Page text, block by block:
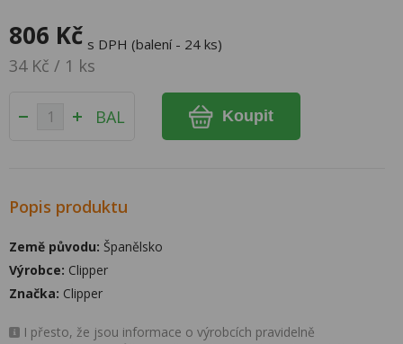
806 Kč s DPH (balení - 24 ks)
34 Kč / 1 ks
BAL Koupit
Popis produktu
Země původu: Španělsko
Výrobce: Clipper
Značka: Clipper
I přesto, že jsou informace o výrobcích pravidelně